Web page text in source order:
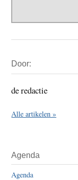
Sidebar
Door:
de redactie
Alle artikelen »
Agenda
Agenda